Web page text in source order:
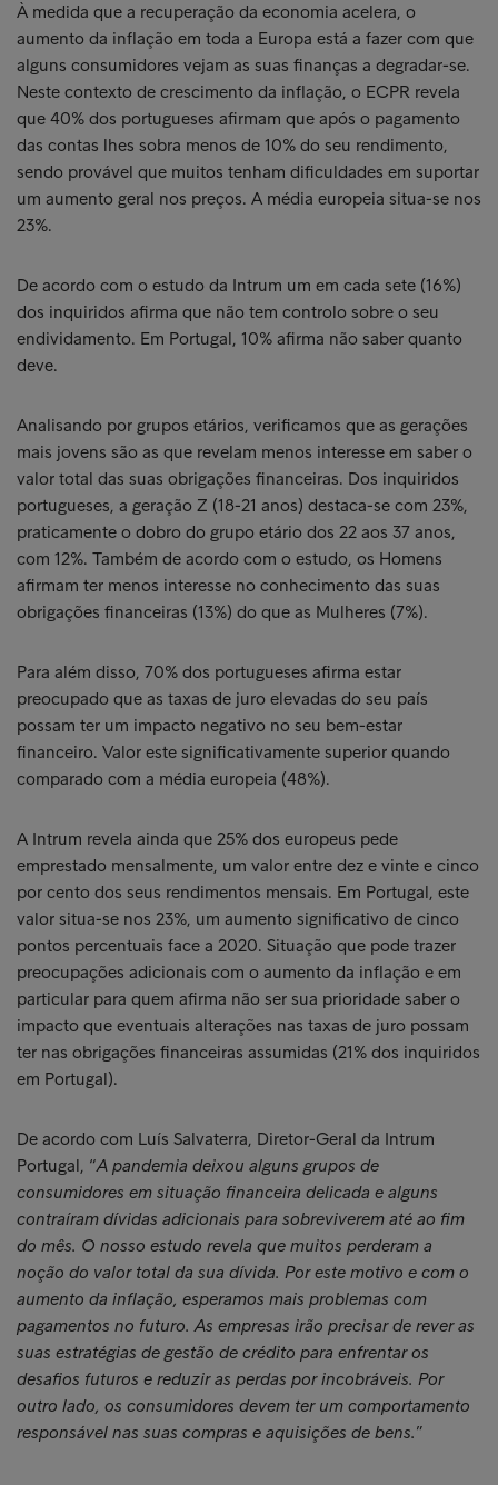
À medida que a recuperação da economia acelera, o
aumento da inflação em toda a Europa está a fazer com que
alguns consumidores vejam as suas finanças a degradar-se.
Neste contexto de crescimento da inflação, o ECPR revela
que 40% dos portugueses afirmam que após o pagamento
das contas lhes sobra menos de 10% do seu rendimento,
sendo provável que muitos tenham dificuldades em suportar
um aumento geral nos preços. A média europeia situa-se nos
23%.
De acordo com o estudo da Intrum um em cada sete (16%)
dos inquiridos afirma que não tem controlo sobre o seu
endividamento. Em Portugal, 10% afirma não saber quanto
deve.
Analisando por grupos etários, verificamos que as gerações
mais jovens são as que revelam menos interesse em saber o
valor total das suas obrigações financeiras. Dos inquiridos
portugueses, a geração Z (18-21 anos) destaca-se com 23%,
praticamente o dobro do grupo etário dos 22 aos 37 anos,
com 12%. Também de acordo com o estudo, os Homens
afirmam ter menos interesse no conhecimento das suas
obrigações financeiras (13%) do que as Mulheres (7%).
Para além disso, 70% dos portugueses afirma estar
preocupado que as taxas de juro elevadas do seu país
possam ter um impacto negativo no seu bem-estar
financeiro. Valor este significativamente superior quando
comparado com a média europeia (48%).
A Intrum revela ainda que 25% dos europeus pede
emprestado mensalmente, um valor entre dez e vinte e cinco
por cento dos seus rendimentos mensais. Em Portugal, este
valor situa-se nos 23%, um aumento significativo de cinco
pontos percentuais face a 2020. Situação que pode trazer
preocupações adicionais com o aumento da inflação e em
particular para quem afirma não ser sua prioridade saber o
impacto que eventuais alterações nas taxas de juro possam
ter nas obrigações financeiras assumidas (21% dos inquiridos
em Portugal).
De acordo com Luís Salvaterra, Diretor-Geral da Intrum
Portugal, “A pandemia deixou alguns grupos de
consumidores em situação financeira delicada e alguns
contraíram dívidas adicionais para sobreviverem até ao fim
do mês. O nosso estudo revela que muitos perderam a
noção do valor total da sua dívida. Por este motivo e com o
aumento da inflação, esperamos mais problemas com
pagamentos no futuro. As empresas irão precisar de rever as
suas estratégias de gestão de crédito para enfrentar os
desafios futuros e reduzir as perdas por incobráveis. Por
outro lado, os consumidores devem ter um comportamento
responsável nas suas compras e aquisições de bens.”